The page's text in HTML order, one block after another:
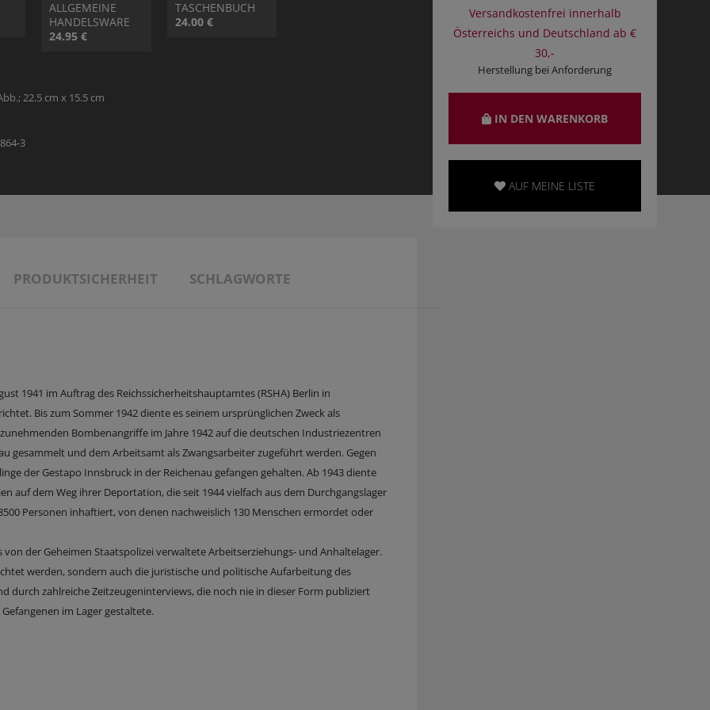
THEOLOGIE - FACHBUCH
SONDERANGEBOTE
MANUSKRIPTEINREICHUNGEN
PARTNER
VERANSTALTUNGSANGEBOT
ALLGEMEINE
HANDELSWARE
24.95 €
TASCHENBUCH
24.00 €
22.5 cm x 15.5 cm
3
PRODUKTSICHERHEIT SCHLAGWORTE
1941 im Auftrag des Reichssicherheitshauptamtes (RSHA) Berlin in
Bis zum Sommer 1942 diente es seinem ursprünglichen Zweck als
Bombenangriffe im Jahre 1942 auf die deutschen Industriezentren
gesammelt und dem Arbeitsamt als Zwangsarbeiter zugeführt werden. Gegen
der Gestapo Innsbruck in der Reichenau gefangen gehalten. Ab 1943 diente
auf dem Weg ihrer Deportation, die seit 1944 vielfach aus dem Durchgangslager
Personen inhaftiert, von denen nachweislich 130 Menschen ermordet oder
der Geheimen Staatspolizei verwaltete Arbeitserziehungs- und Anhaltelager.
werden, sondern auch die juristische und politische Aufarbeitung des
durch zahlreiche Zeitzeugeninterviews, die noch nie in dieser Form publiziert
im Lager gestaltete.
Versandkostenfrei innerhalb
Österreichs und Deutschland ab €
30,-
Herstellung bei Anforderung
IN DEN WARENKORB
AUF MEINE LISTE